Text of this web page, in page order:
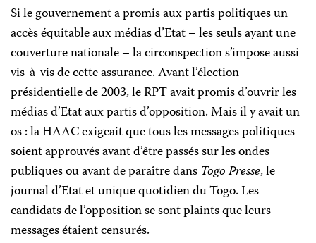
Si le gouvernement a promis aux partis politiques un
accès équitable aux médias d’Etat – les seuls ayant une
couverture nationale – la circonspection s’impose aussi
vis-à-vis de cette assurance. Avant l’élection
présidentielle de 2003, le RPT avait promis d’ouvrir les
médias d’Etat aux partis d’opposition. Mais il y avait un
os : la HAAC exigeait que tous les messages politiques
soient approuvés avant d’être passés sur les ondes
publiques ou avant de paraître dans Togo Presse, le
journal d’Etat et unique quotidien du Togo. Les
candidats de l’opposition se sont plaints que leurs
messages étaient censurés.